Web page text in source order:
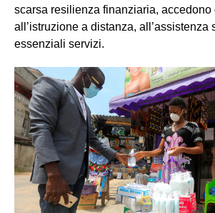
scarsa resilienza finanziaria, accedono
all’istruzione a distanza, all’assistenza
essenziali servizi.